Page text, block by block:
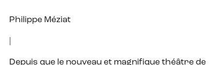
Philippe Méziat
Depuis que le nouveau et magnifique théâtre de